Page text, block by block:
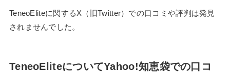
TeneoEliteに関するX（旧Twitter）での口コミや評判は発見
されませんでした。
TeneoEliteについてYahoo!知恵袋での口コ